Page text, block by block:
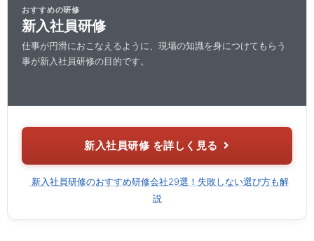
おすすめの研修
新入社員研修
仕事が円滑におこなえるように、現場の知識を身につけてもらう
事が新入社員研修の目的です。
新入社員研修 を詳しく見る
新入社員研修のおすすめ研修会社29選！失敗しない選び方も解
説